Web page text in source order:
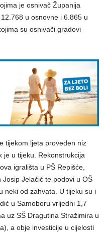
je osnivač Županija
u osnovne i 6.865 u
su osnivači gradovi
tijekom ljeta proveden niz
je u tijeku. Rekonstrukcija
igrališta u PŠ Repišće,
Jelačić te podovi u OŠ
neki od zahvata. U tijeku su i
u Samoboru vrijedni 1,7
uz SŠ Dragutina Stražimira u
a obje investicije u cijelosti